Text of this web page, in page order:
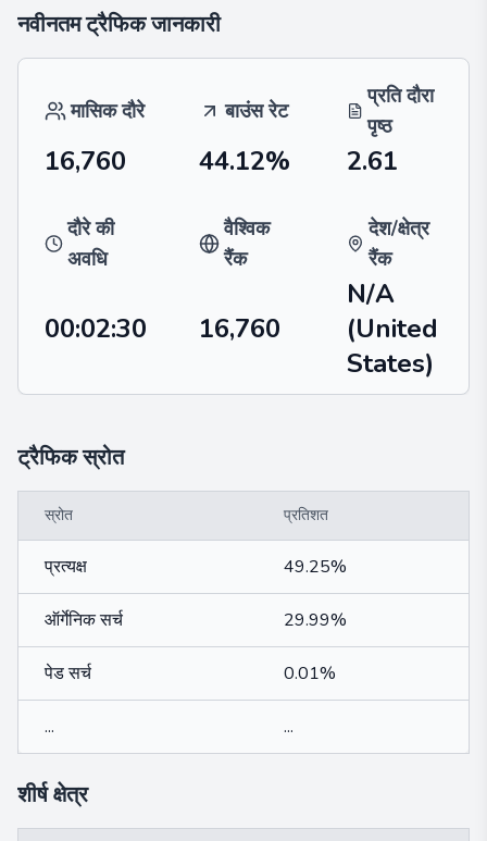
नवीनतम ट्रैफिक जानकारी
मासिक दौरे बाउंस रेट
प्रति दौरा
पृष्ठ
16,760 44.12% 2.61
दौरे की
अवधि
वैश्विक
रैंक
देश/क्षेत्र
रैंक
00:02:30 16,760
N/A
(United
States)
ट्रैफिक स्रोत
स्रोत प्रतिशत
प्रत्यक्ष 49.25%
ऑर्गेनिक सर्च 29.99%
पेड सर्च 0.01%
... ...
शीर्ष क्षेत्र